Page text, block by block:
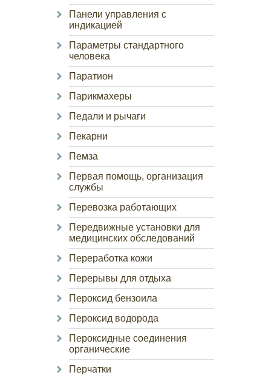
Панели управления с
индикацией
Параметры стандартного
человека
Паратион
Парикмахеры
Педали и рычаги
Пекарни
Пемза
Первая помощь, организация
службы
Перевозка работающих
Передвижные установки для
медицинских обследований
Переработка кожи
Перерывы для отдыха
Пероксид бензоила
Пероксид водорода
Пероксидные соединения
органические
Перчатки